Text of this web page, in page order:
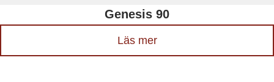
Genesis 90
Läs mer